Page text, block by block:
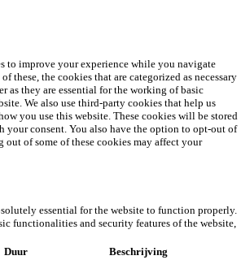
to improve your experience while you navigate
these, the cookies that are categorized as necessary
as they are essential for the working of basic
We also use third-party cookies that help us
you use this website. These cookies will be stored
your consent. You also have the option to opt-out of
out of some of these cookies may affect your
essential for the website to function properly.
functionalities and security features of the website,
Duur Beschrijving